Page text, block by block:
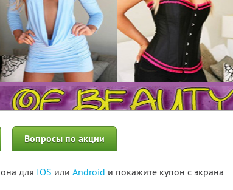
Вопросы по акции
для IOS или Android и покажите купон с экрана